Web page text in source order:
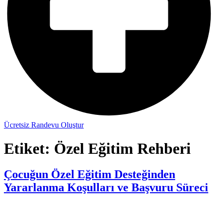
Ücretsiz Randevu Oluştur
Etiket: Özel Eğitim Rehberi
Çocuğun Özel Eğitim Desteğinden
Yararlanma Koşulları ve Başvuru Süreci